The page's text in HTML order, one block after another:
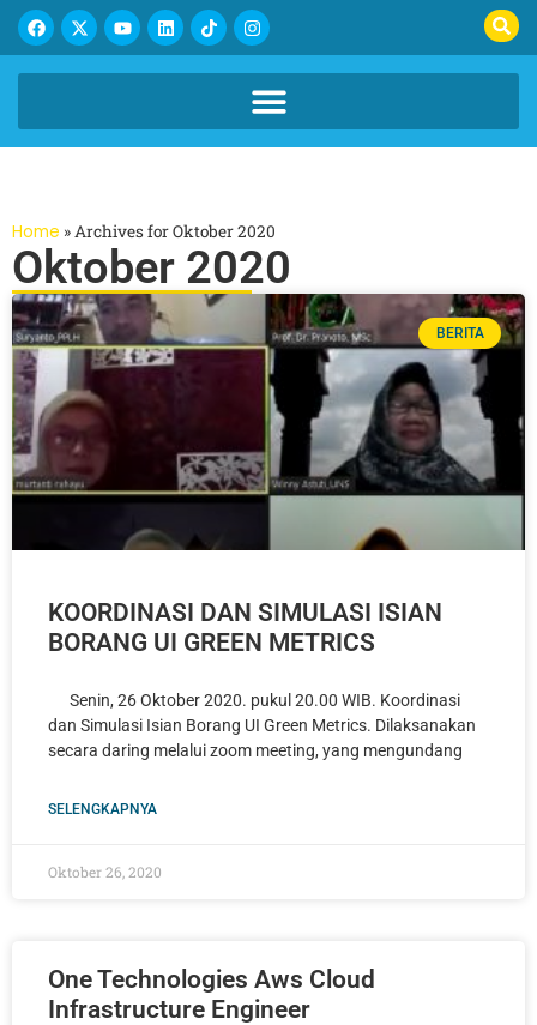
Home » Archives for Oktober 2020
Oktober 2020
BERITA
KOORDINASI DAN SIMULASI ISIAN
BORANG UI GREEN METRICS
Senin, 26 Oktober 2020. pukul 20.00 WIB. Koordinasi
dan Simulasi Isian Borang UI Green Metrics. Dilaksanakan
secara daring melalui zoom meeting, yang mengundang
SELENGKAPNYA
Oktober 26, 2020
One Technologies Aws Cloud
Infrastructure Engineer